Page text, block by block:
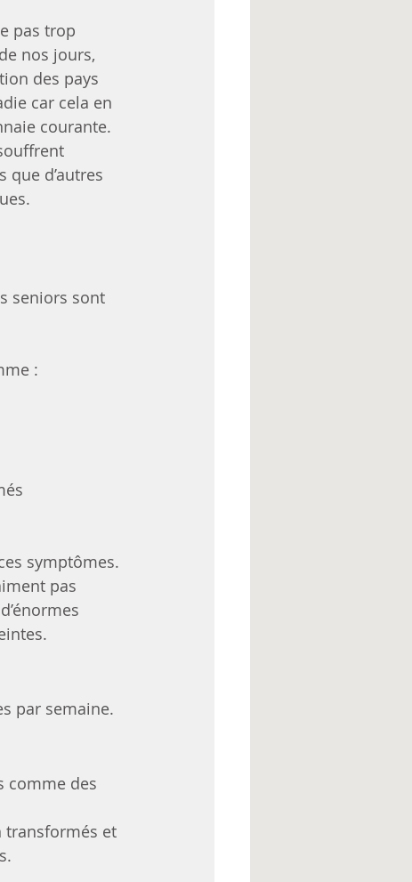
pas trop
nos jours,
des pays
car cela en
courante.
d’autres
seniors sont
:
symptômes.
pas
par semaine.
comme des
transformés et